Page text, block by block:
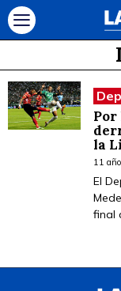
la
11
El
final